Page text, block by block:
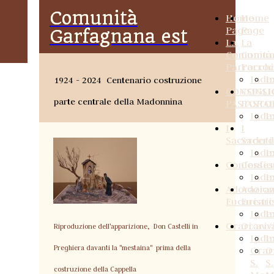
Comunità
Garfagnana est
1924 - 2024 Centenario costruzione
parte centrale della Madonnina
Comunità
Garfagnana est
Home
Page
La
Comunità
I
Sacerdoti
Orari/
S.
Home
Page
La
I
Orari/
S.
Riproduzione dell'apparizione, Don Castelli in
Preghiera davanti la "mestaina" prima della
costruzione della Cappella